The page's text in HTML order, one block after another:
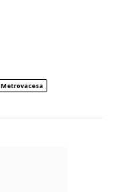
Metrovacesa